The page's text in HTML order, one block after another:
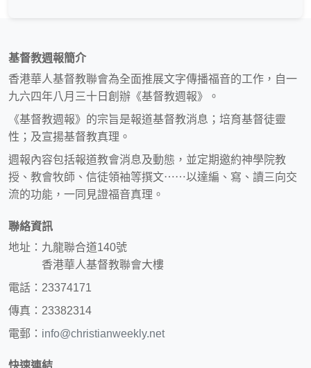
基督教週報簡介
香港華人基督教聯會為全面推展文字傳播福音的工作，自一
九六四年八月三十日創辦《基督教週報》。
《基督教週報》的宗旨是報道基督教消息；培育基督徒靈
性；及宣揚基督教真理。
週報內容包括報道教會消息及動態，並定期邀約神學院教
授、教會牧師、信徒領袖等撰文⋯⋯以達編、寫、讀三向交
流的功能，一同見證福音真理。
聯絡資訊
地址：九龍聯合道140號
香港華人基督教聯會大樓
電話：23374171
傳真：23382314
電郵： info@christianweekly.net